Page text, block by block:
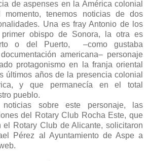
de aspenses en la América colonial
tenemos noticias de dos
Una es fray Antonio de los
primer obispo de Sonora, la otra es
o del Puerto, –como gustaba
americana– personaje
protagonismo en la franja oriental
últimos años de la presencia colonial
y que permanecía en el total
pueblo.
noticias sobre este personaje, las
del Rotary Club Rocha Este, que
el Rotary Club de Alicante, solicitaron
Pérez al Ayuntamiento de Aspe a